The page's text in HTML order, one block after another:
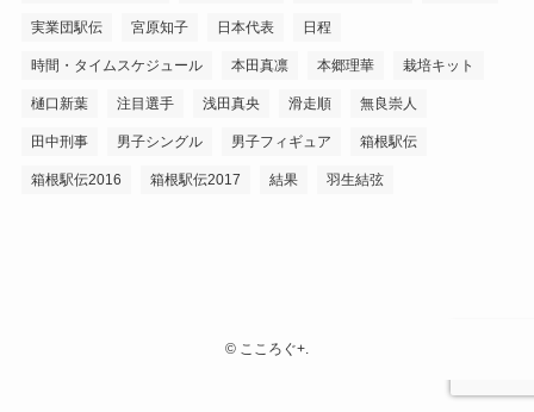
実業団駅伝 宮原知子 日本代表 日程
時間・タイムスケジュール 本田真凛 本郷理華 栽培キット
樋口新葉 注目選手 浅田真央 滑走順 無良崇人
田中刑事 男子シングル 男子フィギュア 箱根駅伝
箱根駅伝2016 箱根駅伝2017 結果 羽生結弦
© こころぐ+.